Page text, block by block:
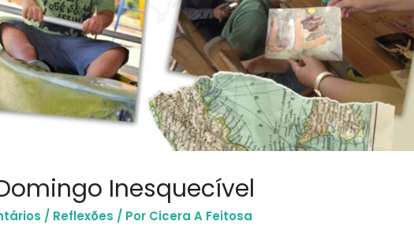
Inesquecível
/ Reflexões / Por Cicera A Feitosa